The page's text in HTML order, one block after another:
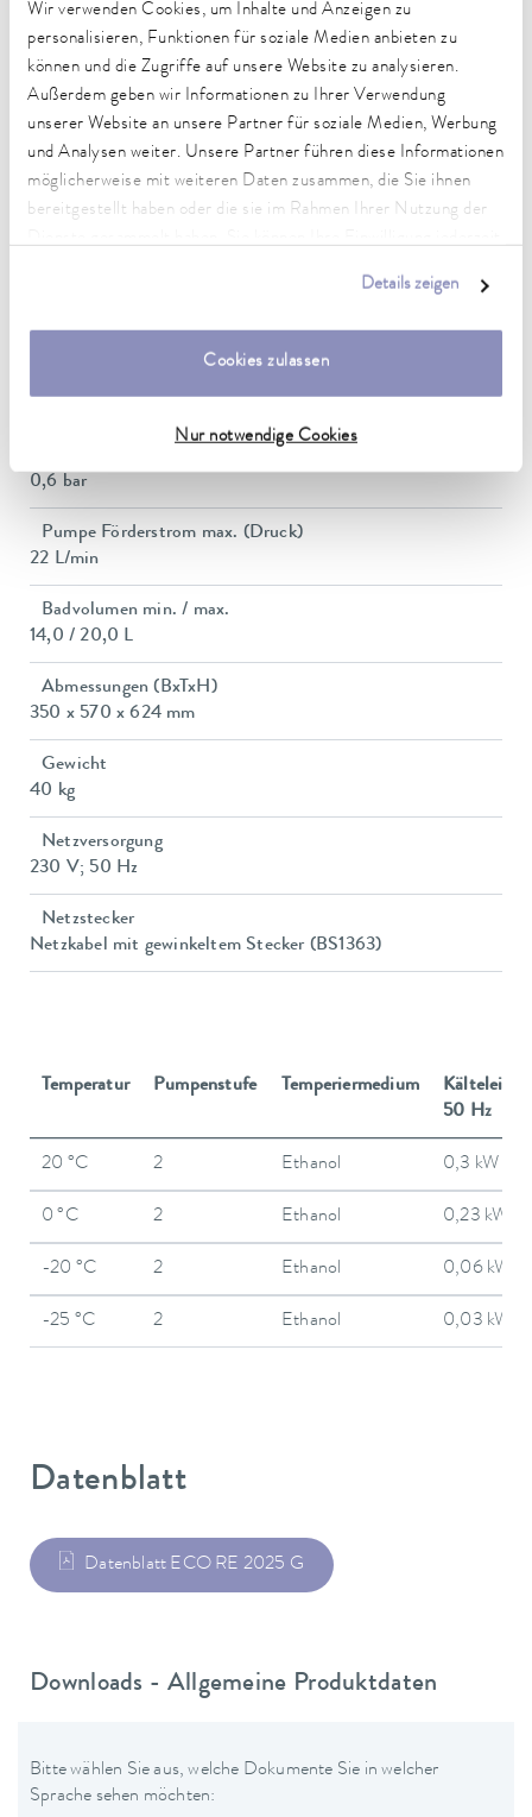
Wir verwenden Cookies, um Inhalte und Anzeigen zu
personalisieren, Funktionen für soziale Medien anbieten zu
können und die Zugriffe auf unsere Website zu analysieren.
Außerdem geben wir Informationen zu Ihrer Verwendung
unserer Website an unsere Partner für soziale Medien, Werbung
und Analysen weiter. Unsere Partner führen diese Informationen
möglicherweise mit weiteren Daten zusammen, die Sie ihnen
bereitgestellt haben oder die sie im Rahmen Ihrer Nutzung der
Details zeigen
Cookies zulassen
Nur notwendige Cookies
-25 ... 200 °C
Umgebungstemperaturbereich
5 ... 40 °C
Temperaturkonstanz
0.02 ± K
Heizleistung max.
2.6 kW
2.9 kW
0,6 bar
Pumpe Förderstrom max. (Druck)
22 L/min
Badvolumen min. / max.
14,0 / 20,0 L
Abmessungen (BxTxH)
350 x 570 x 624 mm
Gewicht
40 kg
Netzversorgung
230 V; 50 Hz
Netzstecker
Netzkabel mit gewinkeltem Stecker (BS1363)
Temperatur Pumpenstufe Temperiermedium
50 Hz
20 °C 2 Ethanol 0,3 kW
0 °C 2 Ethanol 0,23 kW
-20 °C 2 Ethanol 0,06 kW
-25 °C 2 Ethanol 0,03 kW
Datenblatt
Datenblatt ECO RE 2025 G
Downloads - Allgemeine Produktdaten
Bitte wählen Sie aus, welche Dokumente Sie in welcher
Sprache sehen möchten: